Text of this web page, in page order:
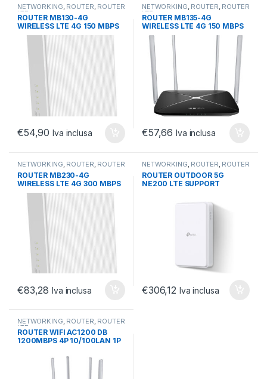
NETWORKING, ROUTER, ROUTER
LTE
ROUTER MB130-4G
WIRELESS LTE 4G 150 MBPS
2,4GHZ 867MBPS 5GHZ
1WAN 1LAN
€54,90 Iva inclusa
NETWORKING, ROUTER, ROUTER
LTE
ROUTER MB135-4G
WIRELESS LTE 4G 150 MBPS
2,4GHZ 5GHZ 1WAN 1LAN
€57,66 Iva inclusa
NETWORKING, ROUTER, ROUTER
LTE
ROUTER MB230-4G
WIRELESS LTE 4G 300 MBPS
2,4GHZ 867MBPS 5GHZ
1WAN 1LAN
€83,28 Iva inclusa
NETWORKING, ROUTER, ROUTER
LTE
ROUTER OUTDOOR 5G
NE200 LTE SUPPORT
€306,12 Iva inclusa
NETWORKING, ROUTER, ROUTER
LTE
ROUTER WIFI AC1200 DB
1200MBPS 4P 10/100LAN 1P